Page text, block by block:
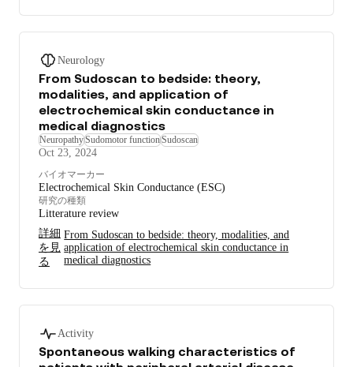
Neurology
From Sudoscan to bedside: theory,
modalities, and application of
electrochemical skin conductance in
medical diagnostics
NeuropathySudomotor functionSudoscan
Oct 23, 2024
バイオマーカー
Electrochemical Skin Conductance (ESC)
研究の種類
Litterature review
詳細
を見
る
From Sudoscan to bedside: theory, modalities, and
application of electrochemical skin conductance in
medical diagnostics
Activity
Spontaneous walking characteristics of